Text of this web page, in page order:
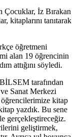
Çocuklar, İz Bırakan
kitaplarını tanıtarak
öğretmeni
alan 19 öğrencinin
attığını söyledi.
tarafından
ve Sanat Merkezi
öğrencilerimize kitap
yazdık. Bu sene
gerçekleştireceğiz.
geliştirmek,